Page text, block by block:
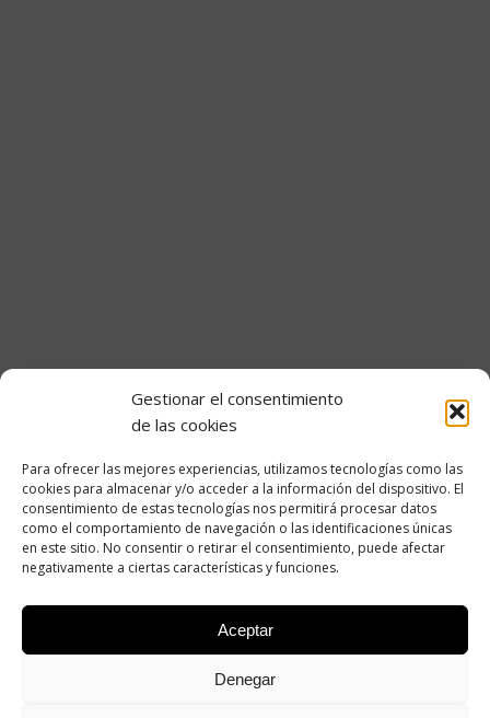
Gestionar el consentimiento
de las cookies
Para ofrecer las mejores experiencias, utilizamos tecnologías como las
cookies para almacenar y/o acceder a la información del dispositivo. El
consentimiento de estas tecnologías nos permitirá procesar datos
como el comportamiento de navegación o las identificaciones únicas
en este sitio. No consentir o retirar el consentimiento, puede afectar
negativamente a ciertas características y funciones.
Aceptar
Denegar
Transparencia
Convocatorias de empleo de OPE Cantabria
Información Económica
Información Contractual y Convenios